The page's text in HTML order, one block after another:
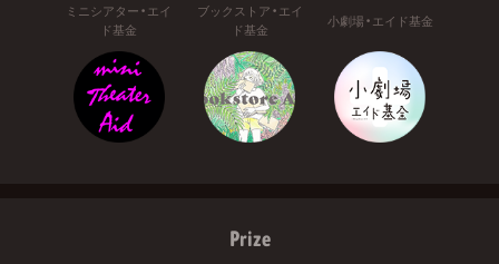
ミニシアター・エイ
ド基金
ブックストア・エイ
ド基金
小劇場・エイド基金
Prize